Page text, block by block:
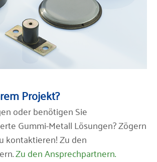
Projekt?
oder benötigen Sie
Gummi-Metall Lösungen? Zögern
kontaktieren! Zu den
Zu den Ansprechpartnern.